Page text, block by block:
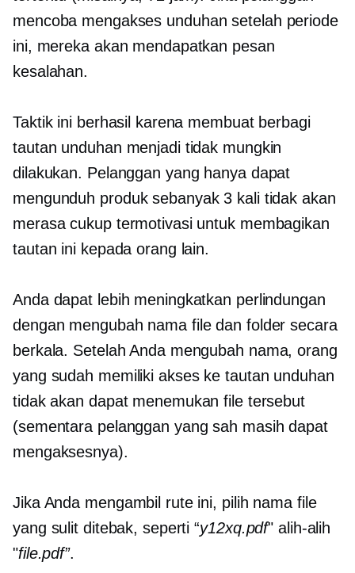
mencoba mengakses unduhan setelah periode
ini, mereka akan mendapatkan pesan
kesalahan.
Taktik ini berhasil karena membuat berbagi
tautan unduhan menjadi tidak mungkin
dilakukan. Pelanggan yang hanya dapat
mengunduh produk sebanyak 3 kali tidak akan
merasa cukup termotivasi untuk membagikan
tautan ini kepada orang lain.
Anda dapat lebih meningkatkan perlindungan
dengan mengubah nama file dan folder secara
berkala. Setelah Anda mengubah nama, orang
yang sudah memiliki akses ke tautan unduhan
tidak akan dapat menemukan file tersebut
(sementara pelanggan yang sah masih dapat
mengaksesnya).
Jika Anda mengambil rute ini, pilih nama file
yang sulit ditebak, seperti “y12xq.pdf" alih-alih
"file.pdf”.